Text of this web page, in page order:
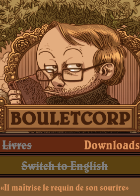
Livres Downloads
Switch to English
«Il maîtrise le requin de son sourire»